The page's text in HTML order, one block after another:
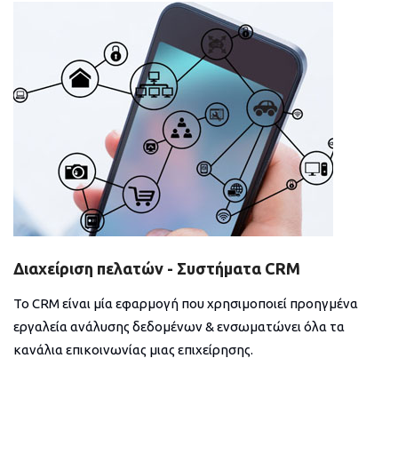
Διαχείριση πελατών - Συστήματα CRM
Το CRM είναι μία εφαρμογή που χρησιμοποιεί προηγμένα
εργαλεία ανάλυσης δεδομένων & ενσωματώνει όλα τα
κανάλια επικοινωνίας μιας επιχείρησης.